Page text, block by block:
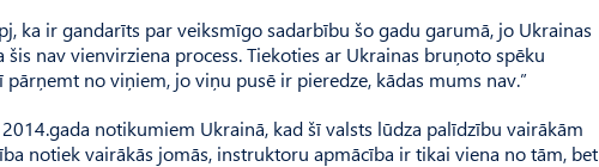
ka ir gandarīts par veiksmīgo sadarbību šo gadu garumā, jo Ukrainas
nav vienvirziena process. Tiekoties ar Ukrainas bruņoto spēku
no viņiem, jo viņu pusē ir pieredze, kādas mums nav.”
notikumiem Ukrainā, kad šī valsts lūdza palīdzību vairākām
notiek vairākās jomās, instruktoru apmācība ir tikai viena no tām, bet